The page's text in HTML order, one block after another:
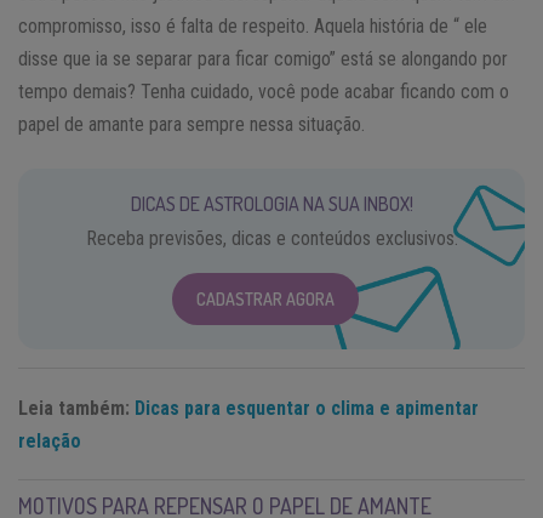
compromisso, isso é falta de respeito. Aquela história de “ ele
disse que ia se separar para ficar comigo” está se alongando por
tempo demais? Tenha cuidado, você pode acabar ficando com o
papel de amante para sempre nessa situação.
DICAS DE ASTROLOGIA NA SUA INBOX!
Receba previsões, dicas e conteúdos exclusivos.
CADASTRAR AGORA
Leia também: Dicas para esquentar o clima e apimentar
relação
MOTIVOS PARA REPENSAR O PAPEL DE AMANTE